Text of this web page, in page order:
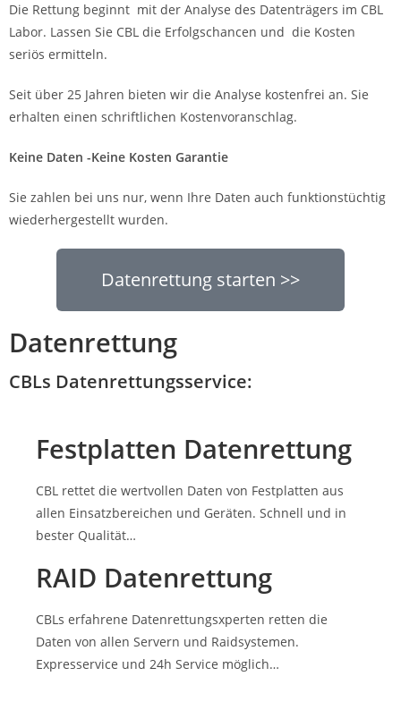
Die Rettung beginnt mit der Analyse des Datenträgers im CBL
Labor. Lassen Sie CBL die Erfolgschancen und die Kosten
seriös ermitteln.
Seit über 25 Jahren bieten wir die Analyse kostenfrei an. Sie
erhalten einen schriftlichen Kostenvoranschlag.
Keine Daten -Keine Kosten Garantie
Sie zahlen bei uns nur, wenn Ihre Daten auch funktionstüchtig
wiederhergestellt wurden.
Datenrettung starten >>
Datenrettung
CBLs Datenrettungsservice:
Festplatten Datenrettung
CBL rettet die wertvollen Daten von Festplatten aus
allen Einsatzbereichen und Geräten. Schnell und in
bester Qualität…
RAID Datenrettung
CBLs erfahrene Datenrettungsxperten retten die
Daten von allen Servern und Raidsystemen.
Expresservice und 24h Service möglich…